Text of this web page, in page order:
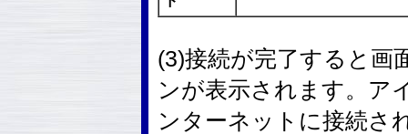
(3)接続が完了すると画
ンが表示されます。ア
ンターネットに接続さ